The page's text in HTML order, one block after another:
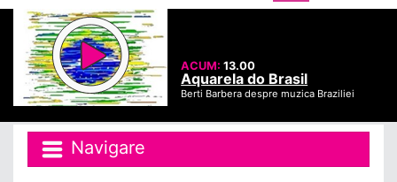
ACUM:13.00
Aquarela do Brasil
Berti Barbera despre muzica Braziliei
Navigare